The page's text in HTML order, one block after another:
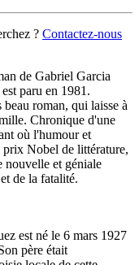
? Contactez-nous
de Gabriel Garcia
paru en 1981.
roman, qui laisse à
Chronique d'une
où l'humour et
Nobel de littérature,
nouvelle et géniale
de la fatalité.
est né le 6 mars 1927
père était